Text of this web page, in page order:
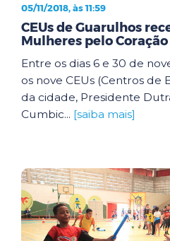
05/11/2018, às 11:59
CEUs de Guarulhos
Mulheres pelo Coração
Entre os dias 6 e 30 de
os nove CEUs (Centros de
da cidade, Presidente
Cumbic... [saiba mais]